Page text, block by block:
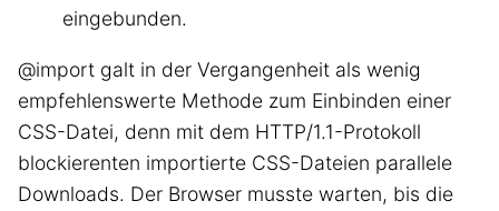
eingebunden.
@import galt in der Vergangenheit als wenig
empfehlenswerte Methode zum Einbinden einer
CSS-Datei, denn mit dem HTTP/1.1-Protokoll
blockierenten importierte CSS-Dateien parallele
Downloads. Der Browser musste warten, bis die